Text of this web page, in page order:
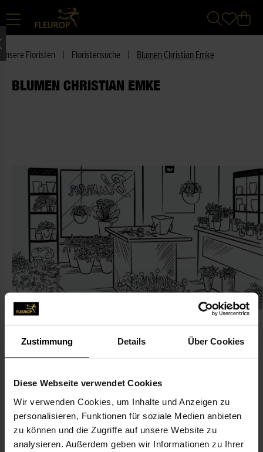
Zustimmung Details Über Cookies
Diese Webseite verwendet Cookies
Wir verwenden Cookies, um Inhalte und Anzeigen zu
personalisieren, Funktionen für soziale Medien anbieten
zu können und die Zugriffe auf unsere Website zu
analysieren. Außerdem geben wir Informationen zu Ihrer
Unsere Floristen Floristensuche Blumen Christian Emke
BLUMEN CHRISTIAN EMKE
KONTAKT
Blumen Christian Emke
Blumen Christian Emke
Lange Str. 73